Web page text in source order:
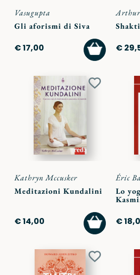
Vasugupta
Gli aforismi di Siva
€ 17,00
AGGIUNGI
AL
CARRELLO
€
Aggiungi
Kathryn Mccusker
Meditazioni Kundalini
€ 14,00
AGGIUNGI
AL
CARRELLO
Éric
Lo
€
Aggiungi